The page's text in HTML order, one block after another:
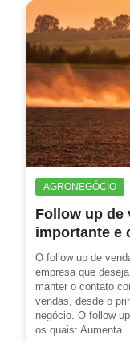
AGRONEGÓCIO
Follow up de
importante e
O follow up de
empresa que
manter o contato
vendas, desde o
negócio. O follow
os quais: Aumenta...